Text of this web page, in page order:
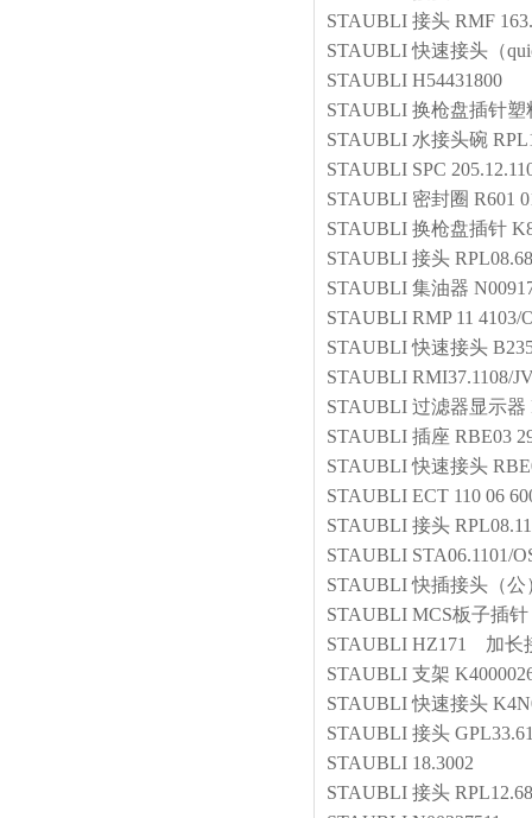
STAUBLI 接头 RMF
STAUBLI 快速接头（
STAUBLI H54431800
STAUBLI 换枪盘插针塑
STAUBLI 水接头碗
STAUBLI SPC
STAUBLI 密封圈 R601
STAUBLI 换枪盘插针
STAUBLI 接头
STAUBLI 集油器
STAUBLI RMP 11 4103/
STAUBLI 快速接头
STAUBLI RMI37.1108/
STAUBLI 过滤器显示器
STAUBLI 插座 RBE03
STAUBLI 快速接头
STAUBLI ECT 110 06
STAUBLI 接头
STAUBLI STA06.1101/
STAUBLI 快插接头（公
STAUBLI MCS板子插针
STAUBLI HZ171 加长
STAUBLI 支架
STAUBLI 快速接头
STAUBLI 接头
STAUBLI 18.3002
STAUBLI 接头